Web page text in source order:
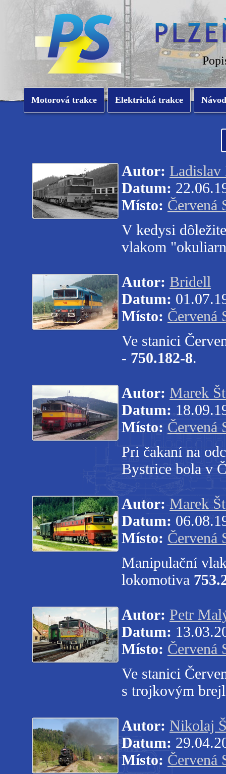
Motorová trakce Elektrická trakce
Autor:
Datum:
Místo: Červená
V kedysi
vlakom
Autor: Bridell
Datum:
Místo: Červená
Ve stanici
- 750.182-8.
Autor: Marek
Datum:
Místo: Červená
Pri čakaní na
Bystrice bola v
Autor: Marek
Datum:
Místo: Červená
Manipulační
lokomotiva
Autor: Petr
Datum:
Místo: Červená
Ve stanici
s trojkovým
Autor: Nikolaj
Datum:
Místo: Červená